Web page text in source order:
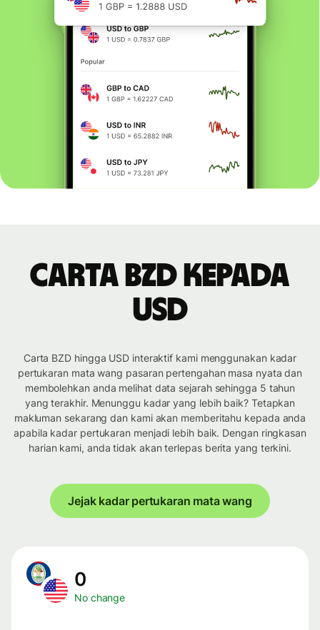
Carta BZD kepada
USD
Carta BZD hingga USD interaktif kami menggunakan kadar
pertukaran mata wang pasaran pertengahan masa nyata dan
membolehkan anda melihat data sejarah sehingga 5 tahun
yang terakhir. Menunggu kadar yang lebih baik? Tetapkan
makluman sekarang dan kami akan memberitahu kepada anda
apabila kadar pertukaran menjadi lebih baik. Dengan ringkasan
harian kami, anda tidak akan terlepas berita yang terkini.
Jejak kadar pertukaran mata wang
0
No change